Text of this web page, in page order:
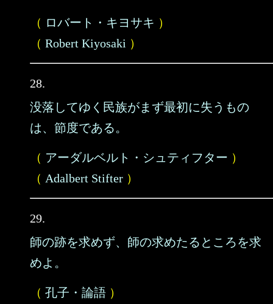
（ ロバート・キヨサキ ）
（ Robert Kiyosaki ）
28.
没落してゆく民族がまず最初に失うもの
は、節度である。
（ アーダルベルト・シュティフター ）
（ Adalbert Stifter ）
29.
師の跡を求めず、師の求めたるところを求
めよ。
（ 孔子・論語 ）